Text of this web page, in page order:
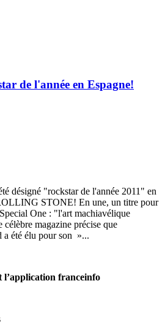
de l'année en Espagne!
désigné "rockstar de l'année 2011" en
STONE! En une, un titre pour
One : "l'art machiavélique
magazine précise que
a été élu pour son »...
l’application franceinfo